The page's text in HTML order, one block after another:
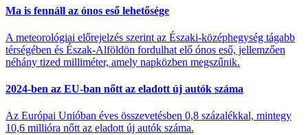
Ma is fennáll az ónos eső lehetősége
A meteorológiai előrejelzés szerint az Északi-középhegység tágabb
térségében és Észak-Alföldön fordulhat elő ónos eső, jellemzően
néhány tized milliméter, amely napközben megszűnik.
2024-ben az EU-ban nőtt az eladott új autók száma
Az Európai Unióban éves összevetésben 0,8 százalékkal, mintegy
10,6 millióra nőtt az eladott új autók száma.